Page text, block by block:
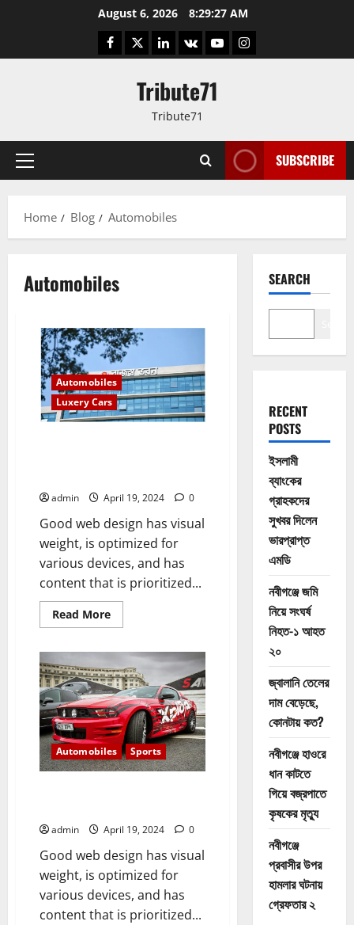
August 6, 2026 8:29:28 AM
Facebook
TwitterLinkedIn
VK YouTubeInstagram
Tribute71
Tribute71
Primary
SUBSCRIBE
Home Blog Automobiles
Automobiles
Automobiles
Luxery Cars
admin April 19, 2024 0
Good web design has visual
weight, is optimized for
various devices, and has
content that is prioritized...
Read MoreRead
more
not
a
state
to
arrive
at,
but
a
manner
of
Automobiles Sports
admin April 19, 2024 0
Good web design has visual
weight, is optimized for
various devices, and has
content that is prioritized...
SEARCH
RECENT
POSTS
ইসলামী
ব্যাংকের
গ্রাহকদের
সুখবর দিলেন
ভারপ্রাপ্ত
এমডি
নবীগঞ্জে জমি
নিয়ে সংঘর্ষ
নিহত-১ আহত
২০
জ্বালানি তেলের
দাম বেড়েছে,
কোনটায় কত?
নবীগঞ্জে হাওরে
ধান কাটতে
গিয়ে বজ্রপাতে
কৃষকের মৃত্যু
নবীগঞ্জে
প্রবাসীর উপর
হামলার ঘটনায়
গ্রেফতার ২